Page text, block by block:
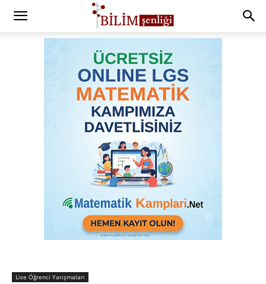
Lise Öğrenci Yarışmaları